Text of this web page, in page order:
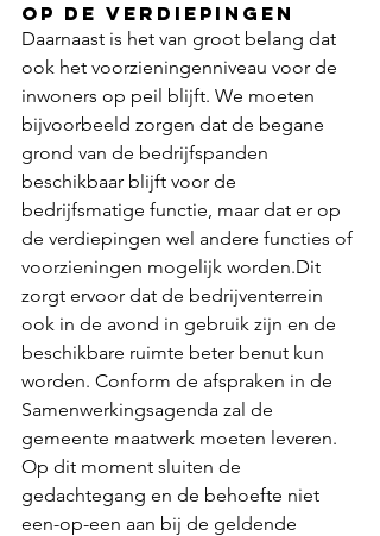
Op de verdiepingen
Daarnaast is het van groot belang dat
ook het voorzieningenniveau voor de
inwoners op peil blijft. We moeten
bijvoorbeeld zorgen dat de begane
grond van de bedrijfspanden
beschikbaar blijft voor de
bedrijfsmatige functie, maar dat er op
de verdiepingen wel andere functies of
voorzieningen mogelijk worden.Dit
zorgt ervoor dat de bedrijventerrein
ook in de avond in gebruik zijn en de
beschikbare ruimte beter benut kun
worden. Conform de afspraken in de
Samenwerkingsagenda zal de
gemeente maatwerk moeten leveren.
Op dit moment sluiten de
gedachtegang en de behoefte niet
een-op-een aan bij de geldende